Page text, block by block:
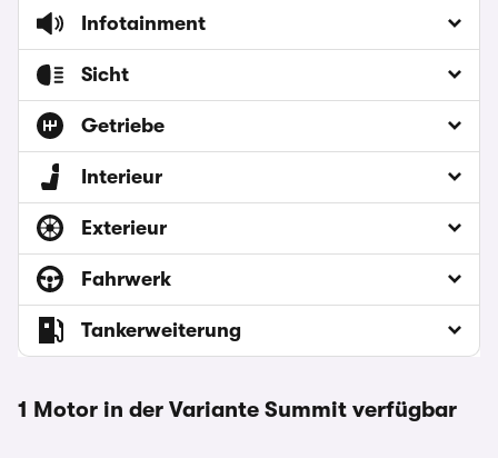
Infotainment
Sicht
Getriebe
Interieur
Exterieur
Fahrwerk
Tankerweiterung
1 Motor in der Variante Summit verfügbar